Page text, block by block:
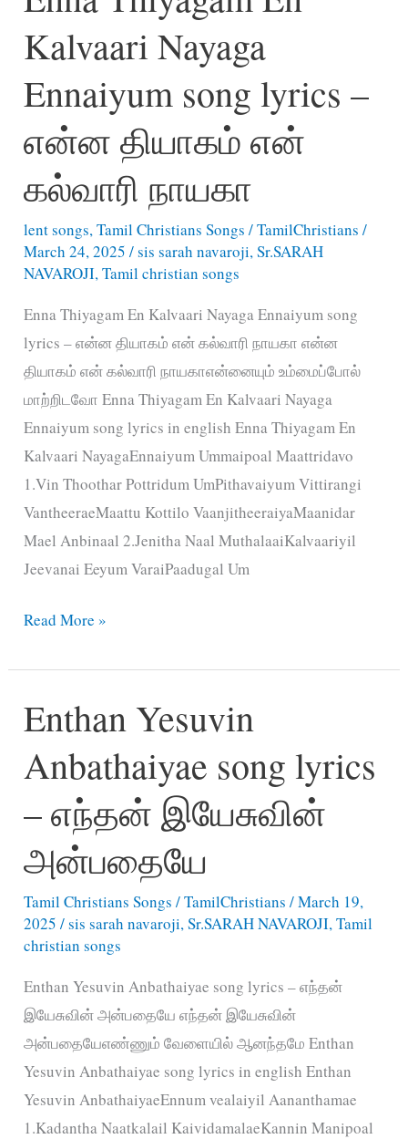
Mugam
song
–
கர்த்தர்
துயர்
தொனியாய்
Kalvaari Nayaga
Ennaiyum song lyrics –
என்ன தியாகம் என்
கல்வாரி நாயகா
lent songs,Tamil Christians Songs /TamilChristians/
March 24, 2025/sis sarah navaroji,Sr.SARAH
NAVAROJI,Tamil christian songs
Enna Thiyagam En Kalvaari Nayaga Ennaiyum song
lyrics – என்ன தியாகம் என் கல்வாரி நாயகா என்ன
தியாகம் என் கல்வாரி நாயகாஎன்னையும் உம்மைப்போல்
மாற்றிடவோ Enna Thiyagam En Kalvaari Nayaga
Ennaiyum song lyrics in english Enna Thiyagam En
Kalvaari NayagaEnnaiyum Ummaipoal Maattridavo
1.Vin Thoothar Pottridum UmPithavaiyum Vittirangi
VantheeraeMaattu Kottilo VaanjitheeraiyaMaanidar
Mael Anbinaal 2.Jenitha Naal MuthalaaiKalvaariyil
Jeevanai Eeyum VaraiPaadugal Um
Enna
En
Kalvaari
Nayaga
Ennaiyum
lyrics
என்ன
தியாகம்
என்
கல்வாரி
நாயகா
Read More »
Enthan Yesuvin
Anbathaiyae song lyrics
– எந்தன் இயேசுவின்
அன்பதையே
Tamil Christians Songs /TamilChristians/March 19,
2025/sis sarah navaroji,Sr.SARAH NAVAROJI,Tamil
christian songs
Enthan Yesuvin Anbathaiyae song lyrics – எந்தன்
இயேசுவின் அன்பதையே எந்தன் இயேசுவின்
அன்பதையேஎண்ணும் வேளையில் ஆனந்தமே Enthan
Yesuvin Anbathaiyae song lyrics in english Enthan
Yesuvin AnbathaiyaeEnnum vealaiyil Aananthamae
1.Kadantha Naatkalail KaividamalaeKannin Manipoal